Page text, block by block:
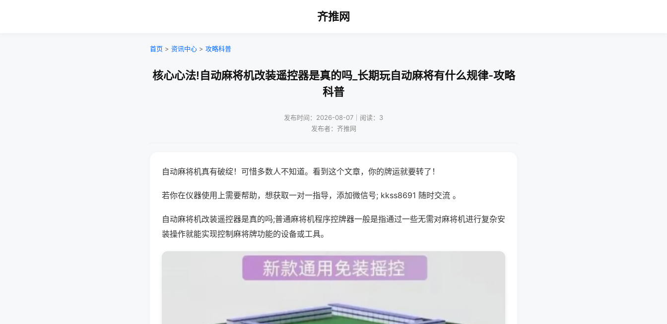
齐推网
首页 > 资讯中心 > 攻略科普
核心心法!自动麻将机改装遥控器是真的吗_长期玩自动麻将有什么规律-攻略
科普
发布时间：2026-08-07｜阅读：3
发布者：齐推网
自动麻将机真有破绽！可惜多数人不知道。看到这个文章，你的牌运就要转了！
若你在仪器使用上需要帮助，想获取一对一指导，添加微信号; kkss8691 随时交流 。
自动麻将机改装遥控器是真的吗;普通麻将机程序控牌器一般是指通过一些无需对麻将机进行复杂安
装操作就能实现控制麻将牌功能的设备或工具。